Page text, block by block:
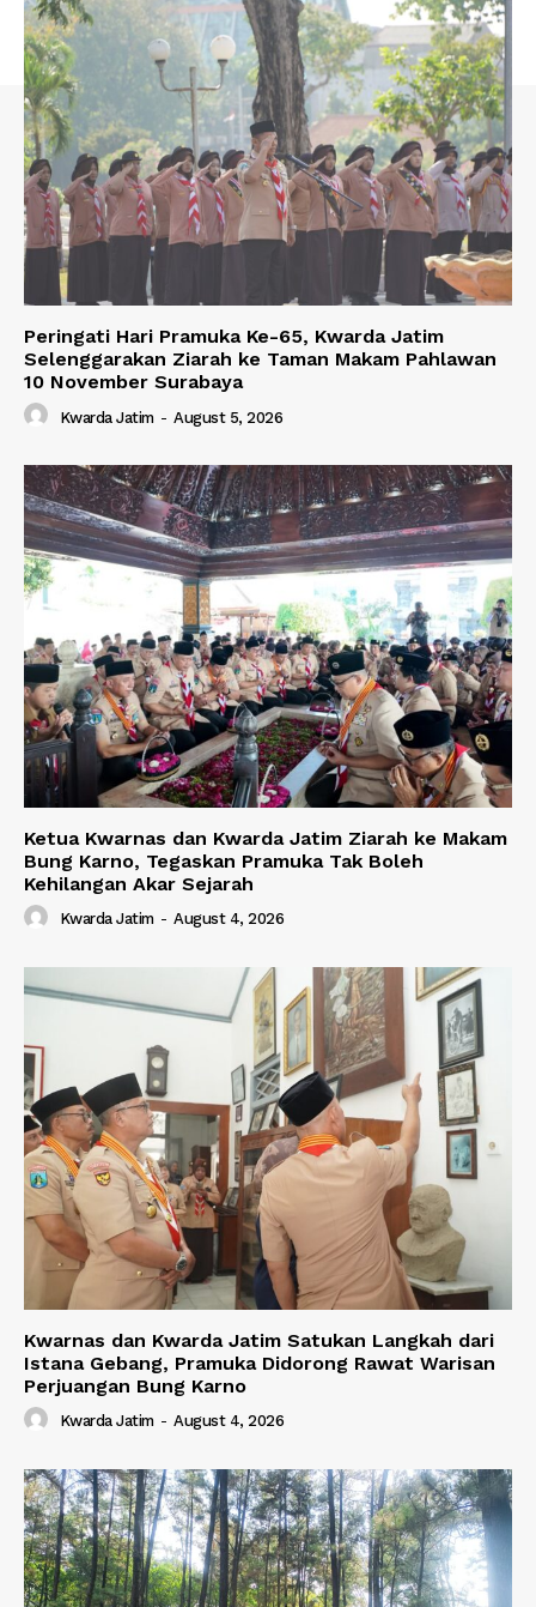
Peringati Hari Pramuka Ke-65, Kwarda Jatim
Selenggarakan Ziarah ke Taman Makam Pahlawan
10 November Surabaya
Kwarda Jatim - August 5, 2026
Ketua Kwarnas dan Kwarda Jatim Ziarah ke Makam
Bung Karno, Tegaskan Pramuka Tak Boleh
Kehilangan Akar Sejarah
Kwarda Jatim - August 4, 2026
Kwarnas dan Kwarda Jatim Satukan Langkah dari
Istana Gebang, Pramuka Didorong Rawat Warisan
Perjuangan Bung Karno
Kwarda Jatim - August 4, 2026